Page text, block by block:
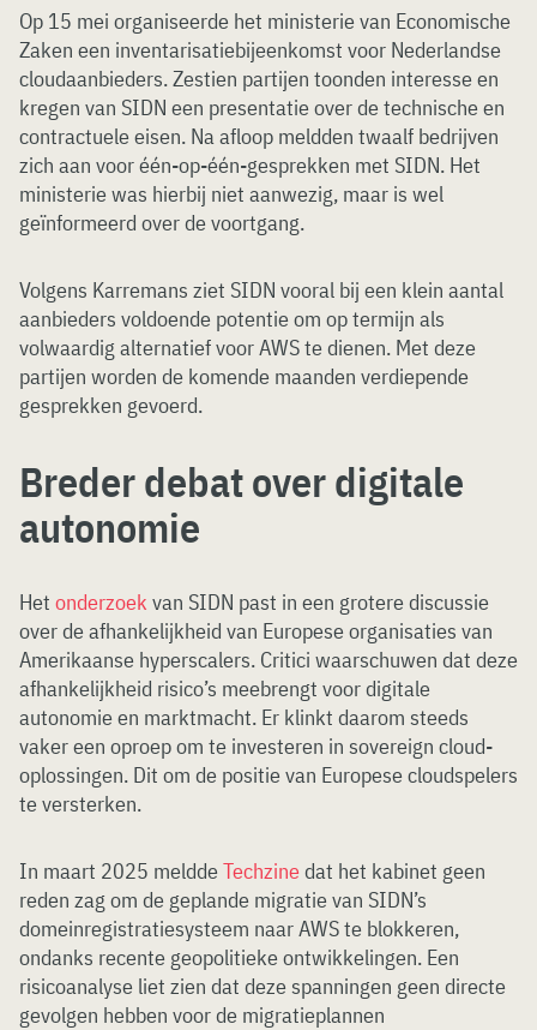
Op 15 mei organiseerde het ministerie van Economische
Zaken een inventarisatiebijeenkomst voor Nederlandse
cloudaanbieders. Zestien partijen toonden interesse en
kregen van SIDN een presentatie over de technische en
contractuele eisen. Na afloop meldden twaalf bedrijven
zich aan voor één-op-één-gesprekken met SIDN. Het
ministerie was hierbij niet aanwezig, maar is wel
geïnformeerd over de voortgang.
Volgens Karremans ziet SIDN vooral bij een klein aantal
aanbieders voldoende potentie om op termijn als
volwaardig alternatief voor AWS te dienen. Met deze
partijen worden de komende maanden verdiepende
gesprekken gevoerd.
Breder debat over digitale
autonomie
Het onderzoek van SIDN past in een grotere discussie
over de afhankelijkheid van Europese organisaties van
Amerikaanse hyperscalers. Critici waarschuwen dat deze
afhankelijkheid risico’s meebrengt voor digitale
autonomie en marktmacht. Er klinkt daarom steeds
vaker een oproep om te investeren in sovereign cloud-
oplossingen. Dit om de positie van Europese cloudspelers
te versterken.
In maart 2025 melddeTechzinedat het kabinet geen
reden zag om de geplande migratie van SIDN’s
domeinregistratiesysteem naar AWS te blokkeren,
ondanks recente geopolitieke ontwikkelingen. Een
risicoanalyse liet zien dat deze spanningen geen directe
gevolgen hebben voor de migratieplannen